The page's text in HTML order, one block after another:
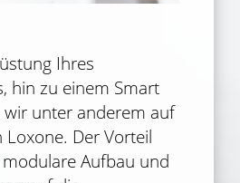
Ihres
hin zu einem Smart
wir unter anderem auf
Loxone. Der Vorteil
Aufbau und